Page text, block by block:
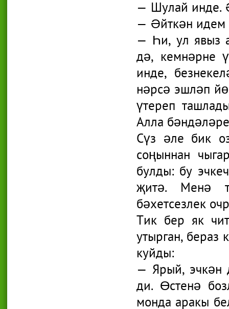
— Шулай инде.
— Әйткән идем
— Һи, ул явыз
дә, кемнәрне
инде,
нәрсә эшләп
үтереп
Алла
Сүз әле бик
соңыннан
булды: бу
җитә. Менә
бәхетсезлек
Тик бер як
утырган, бераз
куйды:
— Ярый, эчкән
ди. Өстенә
монда аракы